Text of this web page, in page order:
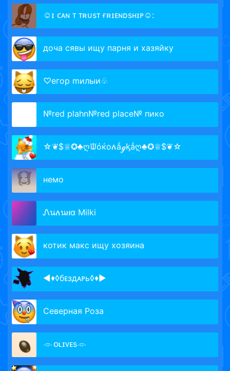
☺ɪ ᴄᴀɴ ᴛ ᴛʀᴜsᴛ ғʀɪᴇɴᴅsʜɪᴘ☺:
доча сявы ищу парня и хазяйку
♡eгop mилыи♧
№red plahn№red place№ пико
☆❦$♕✪♣ღᙡóќоለǻℊᶄǻღ♣✪♕$❦☆
немо
Ꮑนለนዘα Milki
котик макс ищу хозяина
◄♦◊бᴇздᴀᴩь◊♦►
Северная Роза
𓁹ᴏʟɪᴠᴇs𓁹